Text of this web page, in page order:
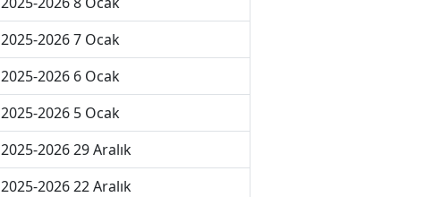
2025-2026 7 Ocak
2025-2026 6 Ocak
2025-2026 5 Ocak
2025-2026 29 Aralık
2025-2026 22 Aralık